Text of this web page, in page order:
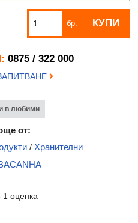
бр. КУПИ
0875 / 322 000
в любими
от:
/ Хранителни
1 оценка